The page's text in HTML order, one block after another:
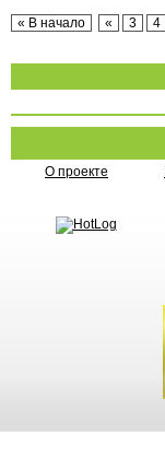
« В начало « 3 4
О проекте